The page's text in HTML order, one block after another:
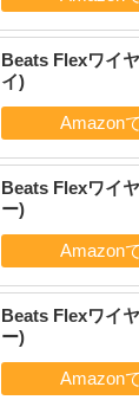
Beats Flexワイ
イ)
Beats Flexワイ
ー)
Beats Flexワイ
ー)